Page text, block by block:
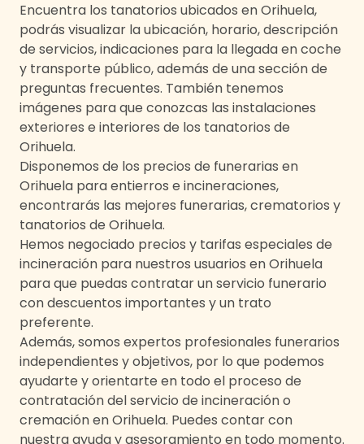
Encuentra los tanatorios ubicados enOrihuela,
podrás visualizar la ubicación, horario, descripción
de servicios, indicaciones para la llegada en coche
y transporte público, además de una sección de
preguntas frecuentes. También tenemos
imágenes para que conozcas las instalaciones
exteriores e interiores de los tanatorios de
Orihuela.
Disponemos de los precios de funerarias en
Orihuela para entierros e incineraciones,
encontrarás las mejores funerarias, crematorios y
tanatorios de Orihuela.
Hemos negociado precios y tarifas especiales de
incineración para nuestros usuarios enOrihuela
para que puedas contratar un servicio funerario
con descuentos importantes y un trato
preferente.
Además, somos expertos profesionales funerarios
independientes y objetivos, por lo que podemos
ayudarte y orientarte en todo el proceso de
contratación del servicio de incineración o
cremación enOrihuela. Puedes contar con
nuestra ayuda y asesoramiento en todo momento.